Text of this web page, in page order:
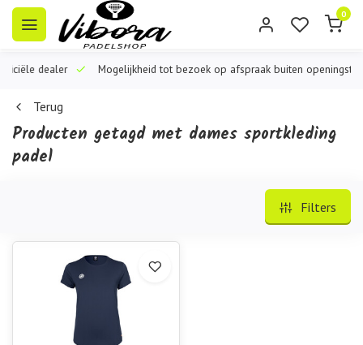
0
dealer Mogelijkheid tot bezoek op afspraak buiten openingstijden
Terug
Producten getagd met dames sportkleding
padel
Filters